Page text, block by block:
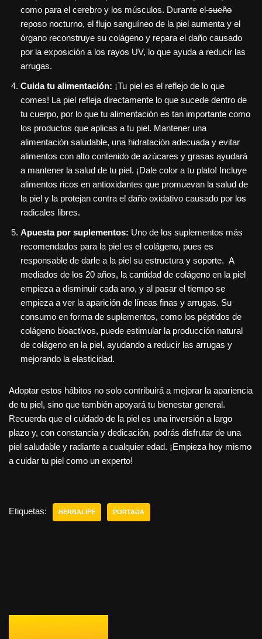
como para el cerebro y los músculos. Durante elsueño
reposo nocturno, el flujo sanguíneo de la piel aumenta y el
órgano reconstruye su colágeno y repara el daño causado
por la exposición a los rayos UV, lo que ayuda a reducir las
arrugas.
Cuida tu alimentación: ¡Tu piel es el reflejo de lo que
comes! La piel refleja directamente lo que sucede dentro de
tu cuerpo, por lo que tu alimentación es tan importante como
los productos que aplicas a tu piel. Mantener una
alimentación saludable, una hidratación adecuada y evitar
alimentos con alto contenido de azúcares y grasas ayudará
a mantener la salud de tu piel. ¡Dale color a tu plato! Incluye
alimentos ricos en antioxidantes que promuevan la salud de
la piel y la protejan contra el daño oxidativo causado por los
radicales libres.
Apuesta por suplementos: Uno de los suplementos más
recomendados para la piel es el colágeno, pues es
responsable de darle a la piel su estructura y soporte. A
mediados de los 20 años, la cantidad de colágeno en la piel
empieza a disminuir cada ano, y al pasar el tiempo se
empieza a ver la aparición de líneas finas y arrugas. Su
consumo en forma de suplementos, como los péptidos de
colágeno bioactivos, puede estimular la producción natural
de colágeno en la piel, ayudando a reducir las arrugas y
mejorando la elasticidad.
Adoptar estos hábitos no solo contribuirá a mejorar la apariencia
de tu piel, sino que también apoyará tu bienestar general.
Recuerda que el cuidado de la piel es una inversión a largo
plazo y, con constancia y dedicación, podrás disfrutar de una
piel saludable y radiante a cualquier edad. ¡Empieza hoy mismo
a cuidar tu piel como un experto!
Etiquetas: HERBALIFE PORTADA